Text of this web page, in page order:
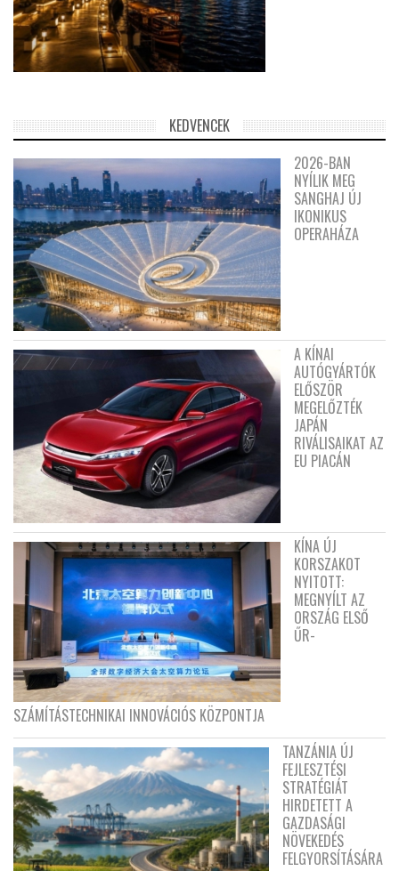
KEDVENCEK
2026-BAN
NYÍLIK MEG
SANGHAJ ÚJ
IKONIKUS
OPERAHÁZA
A KÍNAI
AUTÓGYÁRTÓK
ELŐSZÖR
MEGELŐZTÉK
JAPÁN
RIVÁLISAIKAT AZ
EU PIACÁN
KÍNA ÚJ
KORSZAKOT
NYITOTT:
MEGNYÍLT AZ
ORSZÁG ELSŐ
ŰR-
SZÁMÍTÁSTECHNIKAI INNOVÁCIÓS KÖZPONTJA
TANZÁNIA ÚJ
FEJLESZTÉSI
STRATÉGIÁT
HIRDETETT A
GAZDASÁGI
NÖVEKEDÉS
FELGYORSÍTÁSÁRA